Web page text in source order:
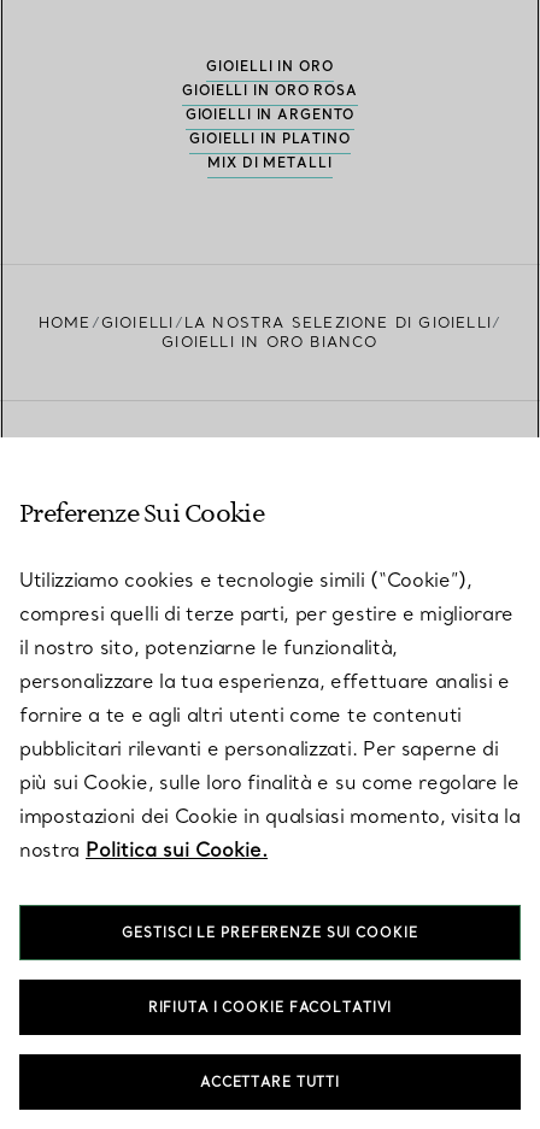
GIOIELLI IN ORO
GIOIELLI IN ORO ROSA
GIOIELLI IN ARGENTO
GIOIELLI IN PLATINO
MIX DI METALLI
HOME GIOIELLI
LA NOSTRA SELEZIONE DI GIOIELLI
GIOIELLI IN ORO BIANCO
Novità da Tiffany
Preferenze Sui Cookie
Utilizziamo cookies e tecnologie simili (“Cookie”),
compresi quelli di terze parti, per gestire e migliorare
il nostro sito, potenziarne le funzionalità,
personalizzare la tua esperienza, effettuare analisi e
fornire a te e agli altri utenti come te contenuti
pubblicitari rilevanti e personalizzati. Per saperne di
più sui Cookie, sulle loro finalità e su come regolare le
impostazioni dei Cookie in qualsiasi momento, visita la
nostra Politica sui Cookie.
GESTISCI LE PREFERENZE SUI COOKIE
RIFIUTA I COOKIE FACOLTATIVI
ACCETTARE TUTTI